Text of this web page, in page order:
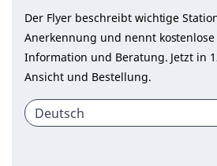
Der Flyer beschreibt wichtige
Anerkennung und nennt
Information und Beratung. Jetzt in
Ansicht und Bestellung.